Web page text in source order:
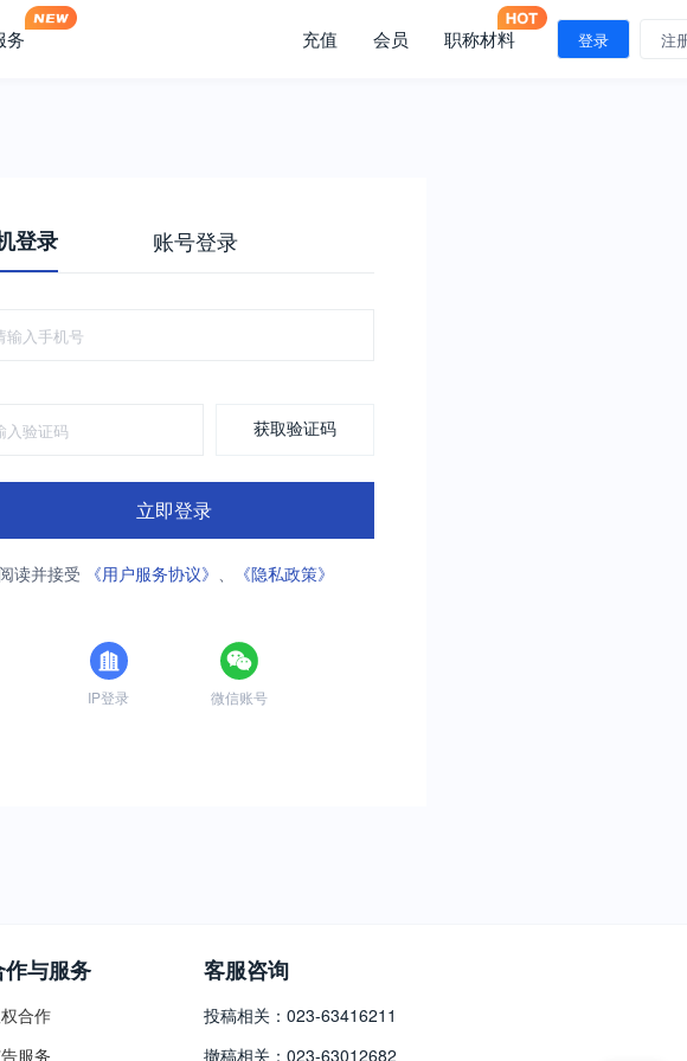
务 充值 会员 职称材料 登录 注
登录 账号登录
获取验证码
立即登录
阅读并接受 《用户服务协议》 、 《隐私政策》
IP登录 微信账号
作与服务
合作
服务
客服咨询
投稿相关：023-63416211
撤稿相关：023-63012682